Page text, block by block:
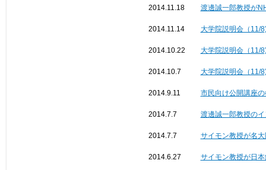
2014.11.18 渡邊誠一郎教授が
2014.11.14 大学院説明会（11/
2014.10.22 大学院説明会（11/
2014.10.7 大学院説明会（11/
2014.9.11 市民向け公開講座
2014.7.7 渡邊誠一郎教授の
2014.7.7 サイモン教授が名
2014.6.27 サイモン教授が日